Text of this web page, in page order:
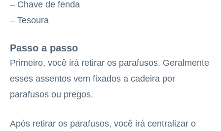
– Chave de fenda
– Tesoura
Passo a passo
Primeiro, você irá retirar os parafusos. Geralmente
esses assentos vem fixados a cadeira por
parafusos ou pregos.
Após retirar os parafusos, você irá centralizar o